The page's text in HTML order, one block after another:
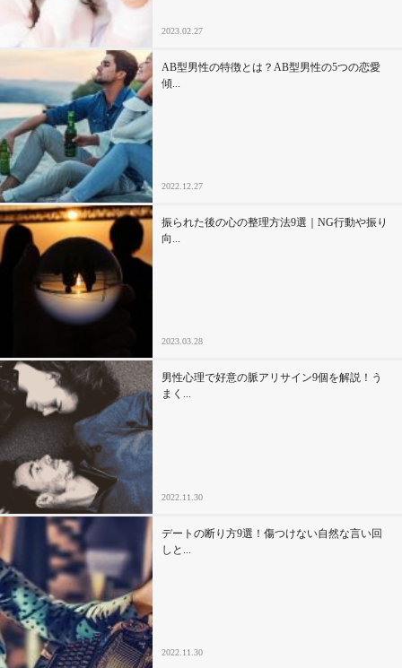
2023.02.27
AB型男性の特徴とは？AB型男性の5つの恋愛
傾...
2022.12.27
振られた後の心の整理方法9選｜NG行動や振り
向...
2023.03.28
男性心理で好意の脈アリサイン9個を解説！う
まく...
2022.11.30
デートの断り方9選！傷つけない自然な言い回
しと...
2022.11.30